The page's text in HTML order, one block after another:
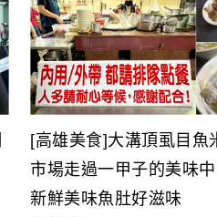
[高雄美食]大溝頂虱目魚
市場走過一甲子的美味
新鮮美味魚肚好滋味